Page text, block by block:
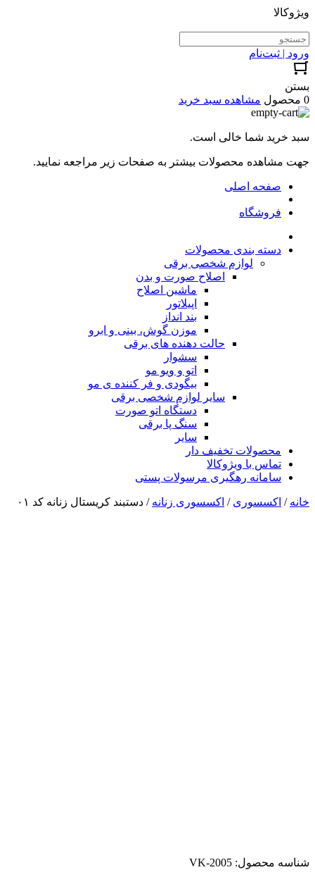
ویژوکالا
ورود | ثبت‌نام
بستن
0 محصول
مشاهده سبد خرید
سبد خرید شما خالی است.
جهت مشاهده محصولات بیشتر به صفحات زیر مراجعه نمایید.
صفحه اصلی
فروشگاه
دسته بندی محصولات
لوازم شخصی برقی
اصلاح صورت و بدن
ماشین اصلاح
اپیلاتور
بند انداز
موزن گوش، بینی و ابرو
حالت دهنده های برقی
سشوار
اتو و ویو مو
بیگودی و فر کننده ی مو
سایر لوازم شخصی برقی
دستگاه اتو صورت
سنگ پا برقی
سایر
محصولات تخفیف دار
تماس با ویژوکالا
سامانه رهگیری مرسولات پستی
خانه / اکسسوری / اکسسوری زنانه / دستبند کریستال زنانه کد ۰۱
شناسه محصول: VK-2005